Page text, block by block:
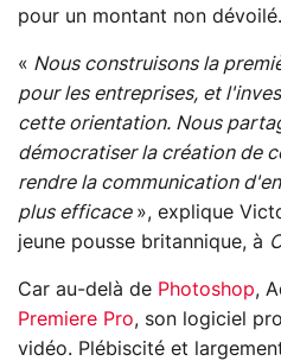
pour un montant non dévoilé.
« Nous construisons la
pour les entreprises, et
cette orientation. Nous
démocratiser la création de
rendre la communication
plus efficace », explique
jeune pousse britannique, à
Car au-delà de Photoshop,
Premiere Pro, son logiciel
vidéo. Plébiscité et